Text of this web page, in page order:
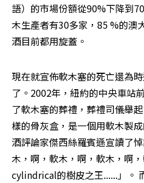
語）的市場份額從90%下降到
木生產者有30多家，85 %的澳
酒目前都用旋蓋。
現在就宣佈軟木塞的死亡還為
了。2002年，紐約的中央車站
了軟木塞的葬禮，葬禮司儀舉
樣的骨灰盒，是一個用軟木製
酒評論家傑西絲羅賓遜宣讀了
木，啊，軟木，啊，軟木，啊
cylindrical的樹皮之王......」。